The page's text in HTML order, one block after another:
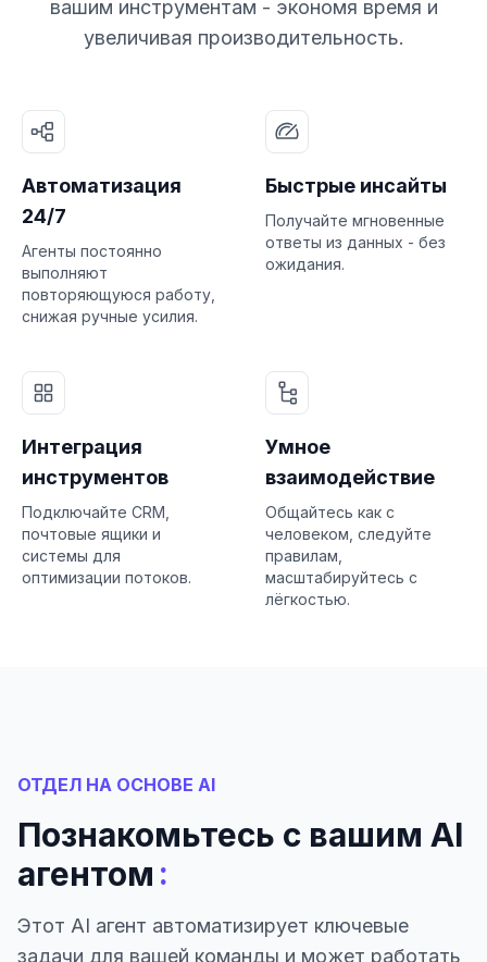
вашим инструментам - экономя время и
увеличивая производительность.
Автоматизация
24/7
Агенты постоянно
выполняют
повторяющуюся работу,
снижая ручные усилия.
Быстрые инсайты
Получайте мгновенные
ответы из данных - без
ожидания.
Интеграция
инструментов
Подключайте CRM,
почтовые ящики и
системы для
оптимизации потоков.
Умное
взаимодействие
Общайтесь как с
человеком, следуйте
правилам,
масштабируйтесь с
лёгкостью.
ОТДЕЛ НА ОСНОВЕ AI
Познакомьтесь с вашим AI
агентом :
Этот AI агент автоматизирует ключевые
задачи для вашей команды и может работать